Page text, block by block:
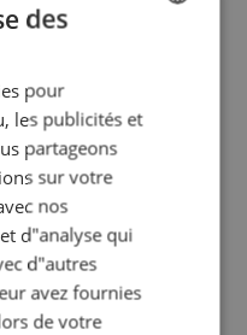
GERMAN
ROMANIAN
des
pour
les publicités et
partageons
sur votre
nos
d"analyse qui
d"autres
avez fournies
de votre